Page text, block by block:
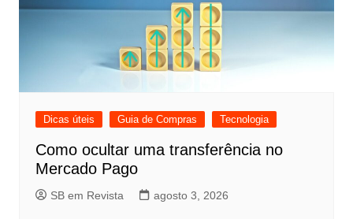
Dicas úteis Guia de Compras Tecnologia
Como ocultar uma transferência no
Mercado Pago
SB em Revista agosto 3, 2026